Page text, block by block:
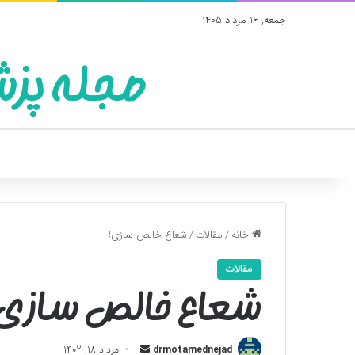
جمعه, 16 مرداد 1405
مجله
خانه/مقالات/شعاع خالص سازی!
مقالات
شعاع خالص
drmotamednejad
ارسال مرداد 18, 1402